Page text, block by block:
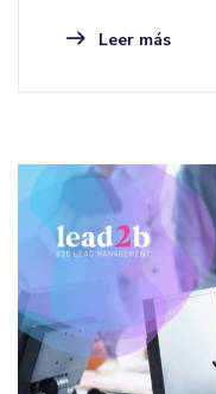
Leer más